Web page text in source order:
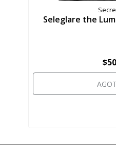
Seleglare the